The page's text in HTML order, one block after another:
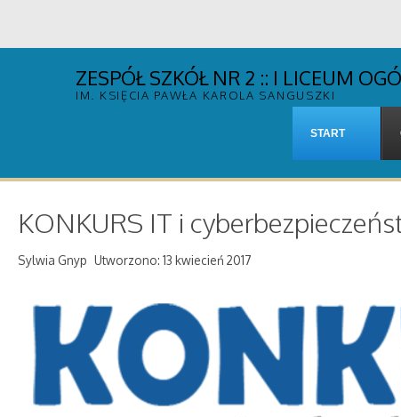
ZESPÓŁ SZKÓŁ NR 2 :: I LICEUM
IM. KSIĘCIA PAWŁA KAROLA SANGUSZKI
START
KONKURS IT i
Sylwia Gnyp Utworzono: 13 kwiecień 2017